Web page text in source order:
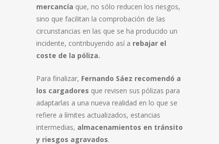
mercancía que, no sólo reducen los riesgos,
sino que facilitan la comprobación de las
circunstancias en las que se ha producido un
incidente, contribuyendo así a rebajar el
coste de la póliza.
Para finalizar, Fernando Sáez recomendó a
los cargadores que revisen sus pólizas para
adaptarlas a una nueva realidad en lo que se
refiere a límites actualizados, estancias
intermedias, almacenamientos en tránsito
y riesgos agravados.